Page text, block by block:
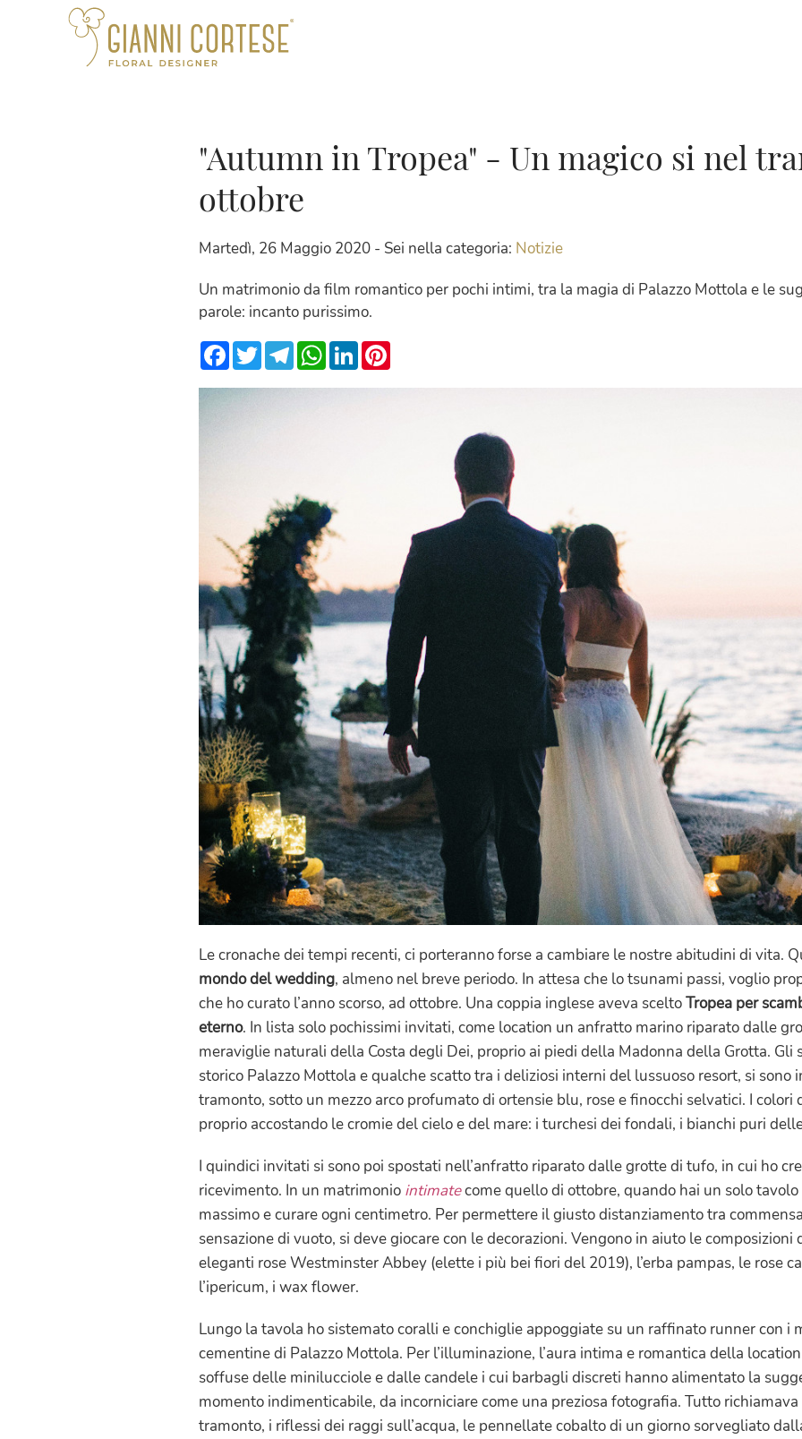
"Autumn in Tropea" - Un magico si nel
ottobre
Martedì, 26 Maggio 2020 - Sei nella categoria: Notizie
Un matrimonio da film romantico per pochi intimi, tra la magia di Palazzo Mottola e le
parole: incanto purissimo.
Facebook
TwitterTelegramWhatsApp
LinkedIn
Le cronache dei tempi recenti, ci porteranno forse a cambiare le nostre abitudini di vita.
mondo del wedding, almeno nel breve periodo. In attesa che lo tsunami passi, voglio
che ho curato l’anno scorso, ad ottobre. Una coppia inglese aveva sceltoTropea per
eterno. In lista solo pochissimi invitati, come location un anfratto marino riparato dalle
meraviglie naturali della Costa degli Dei, proprio ai piedi della Madonna della Grotta. Gli
storico Palazzo Mottola e qualche scatto tra i deliziosi interni del lussuoso resort, si sono
tramonto, sotto un mezzo arco profumato di ortensie blu, rose e finocchi selvatici. I
proprio accostando le cromie del cielo e del mare: i turchesi dei fondali, i bianchi puri
I quindici invitati si sono poi spostati nell’anfratto riparato dalle grotte di tufo, in cui ho
ricevimento. In un matrimonio intimatecome quello di ottobre, quando hai un solo
massimo e curare ogni centimetro. Per permettere il giusto distanziamento tra
sensazione di vuoto, si deve giocare con le decorazioni. Vengono in aiuto le
eleganti rose Westminster Abbey (elette i più bei fiori del 2019), l’erba pampas, le rose
l’ipericum, i wax flower.
Lungo la tavola ho sistemato coralli e conchiglie appoggiate su un raffinato runner con i
cementine di Palazzo Mottola. Per l’illuminazione, l’aura intima e romantica della
soffuse delle minilucciole e dalle candele i cui barbagli discreti hanno alimentato la
momento indimenticabile, da incorniciare come una preziosa fotografia. Tutto
tramonto, i riflessi dei raggi sull’acqua, le pennellate cobalto di un giorno sorvegliato